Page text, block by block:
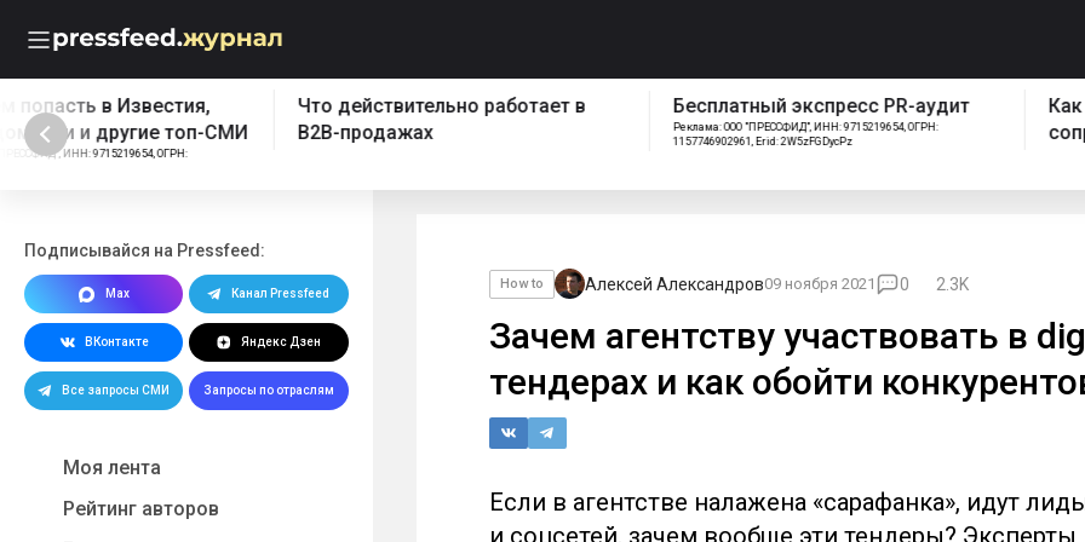
Что действительно работает в
B2B-продажах
Бесплатный экспресс PR-аудит
Реклама: ООО "ПРЕССФИД", ИНН: 9715219654, ОГРН:
1157746902961, Erid: 2W5zFGDycPz
Как работает отдел
сопровождения Pressfeed
Подписывайся на Pressfeed:
Max Канал Pressfeed
ВКонтакте Яндекс Дзен
Все запросы СМИ Запросы по отраслям
Моя лента
Рейтинг авторов
How to Алексей Александров09 ноября 2021 0 2.3K
Зачем агентству участвовать в
тендерах и как обойти
Если в агентстве налажена «сарафанка», идут
и соцсетей, зачем вообще эти тендеры? Эксперты